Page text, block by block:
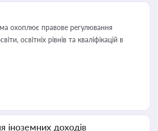
охоплює правове регулювання
освітніх рівнів та кваліфікацій в
іноземних доходів